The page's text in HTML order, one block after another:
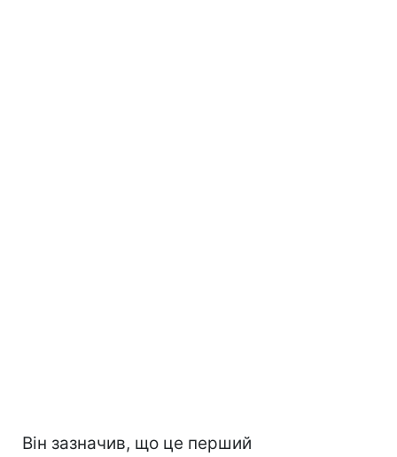
Він зазначив, що це перший